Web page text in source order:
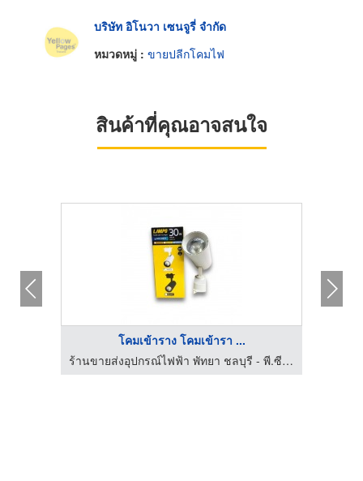
บริษัท อิโนวา เซนจูรี่ จำกัด
หมวดหมู่ : ขายปลีกโคมไฟ
สินค้าที่คุณอาจสนใจ
โคมเข้าราง โคมเข้ารา ...
ร้านขายส่งอุปกรณ์ไฟฟ้า พัทยา ชลบุรี - พี.ซี.อิเลคทริคกรุ๊ป